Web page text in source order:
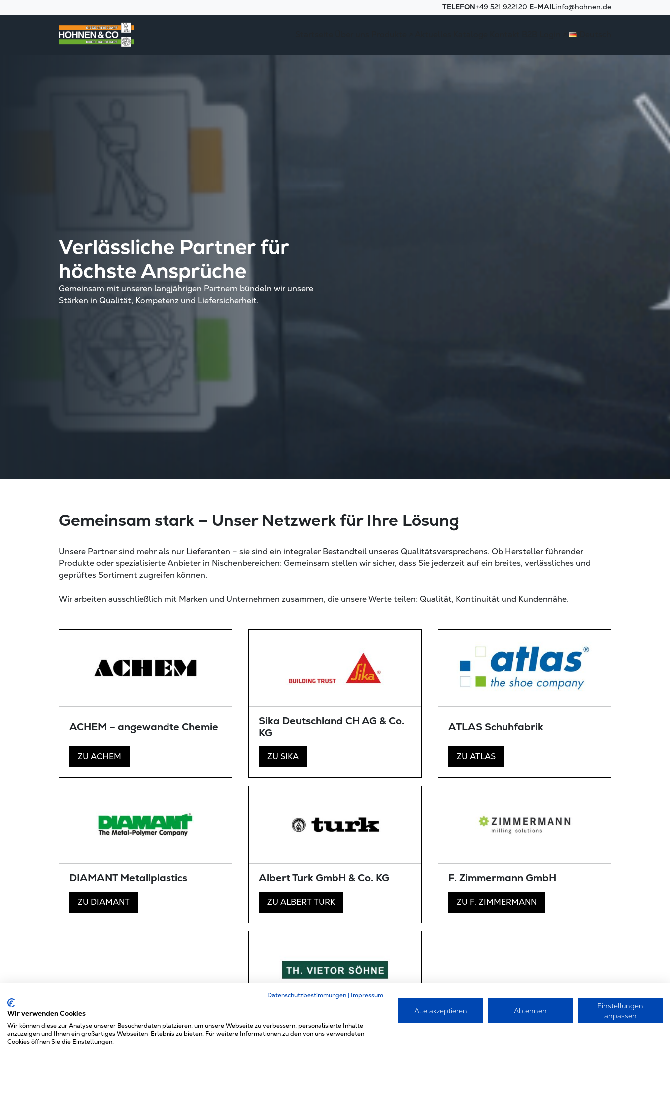
TELEFON+49 521 922120 E-MAILinfo@hohnen.de
Verlässliche Partner für
höchste Ansprüche
Gemeinsam mit unseren langjährigen Partnern bündeln wir unsere
Stärken in Qualität, Kompetenz und Liefersicherheit.
Gemeinsam stark – Unser Netzwerk für Ihre Lösung
Unsere Partner sind mehr als nur Lieferanten – sie sind ein integraler Bestandteil unseres Qualitätsversprechens. Ob Hersteller führender
Produkte oder spezialisierte Anbieter in Nischenbereichen: Gemeinsam stellen wir sicher, dass Sie jederzeit auf ein breites, verlässliches und
geprüftes Sortiment zugreifen können.
Wir arbeiten ausschließlich mit Marken und Unternehmen zusammen, die unsere Werte teilen: Qualität, Kontinuität und Kundennähe.
ACHEM – angewandte Chemie
ZU ACHEM
Sika Deutschland CH AG & Co.
KG
ZU SIKA
ATLAS Schuhfabrik
ZU ATLAS
DIAMANT Metallplastics
ZU DIAMANT
Albert Turk GmbH & Co. KG
ZU ALBERT TURK
F. Zimmermann GmbH
ZU F. ZIMMERMANN
Th. Vietor Söhne GmbH & Co.
Datenschutzbestimmungen | Impressum
Wir verwenden Cookies
Wir können diese zur Analyse unserer Besucherdaten platzieren, um unsere Webseite zu verbessern, personalisierte Inhalte
anzuzeigen und Ihnen ein großartiges Webseiten-Erlebnis zu bieten. Für weitere Informationen zu den von uns verwendeten
Cookies öffnen Sie die Einstellungen.
Alle akzeptieren Ablehnen
Einstellungen
anpassen